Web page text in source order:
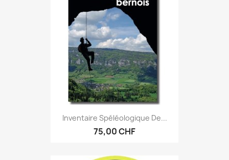
Inventaire Spéléologique De...
75,00 CHF